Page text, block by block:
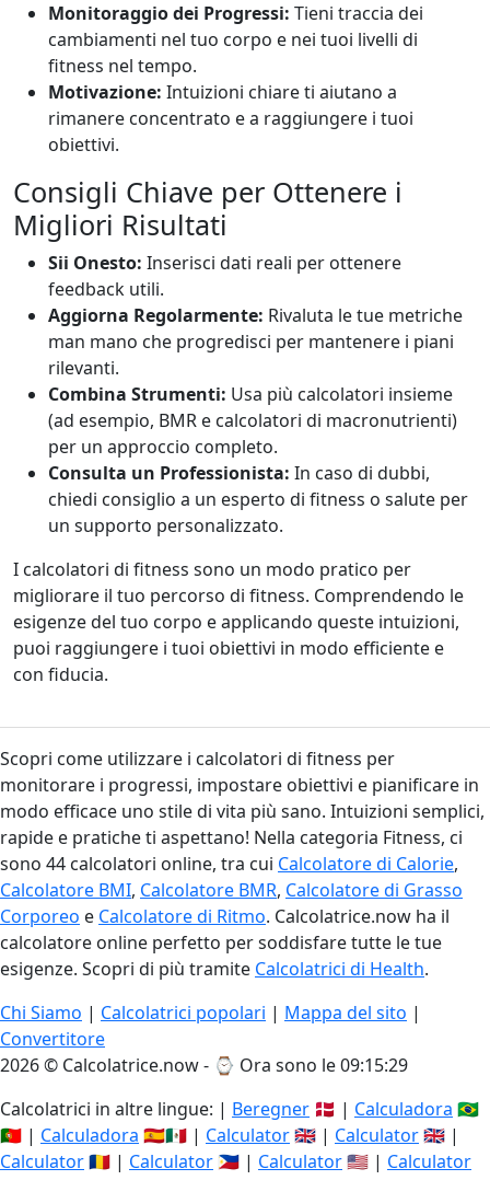
Monitoraggio dei Progressi: Tieni traccia dei
cambiamenti nel tuo corpo e nei tuoi livelli di
fitness nel tempo.
Motivazione: Intuizioni chiare ti aiutano a
rimanere concentrato e a raggiungere i tuoi
obiettivi.
Consigli Chiave per Ottenere i
Migliori Risultati
Sii Onesto: Inserisci dati reali per ottenere
feedback utili.
Aggiorna Regolarmente: Rivaluta le tue metriche
man mano che progredisci per mantenere i piani
rilevanti.
Combina Strumenti: Usa più calcolatori insieme
(ad esempio, BMR e calcolatori di macronutrienti)
per un approccio completo.
Consulta un Professionista: In caso di dubbi,
chiedi consiglio a un esperto di fitness o salute per
un supporto personalizzato.
I calcolatori di fitness sono un modo pratico per
migliorare il tuo percorso di fitness. Comprendendo le
esigenze del tuo corpo e applicando queste intuizioni,
puoi raggiungere i tuoi obiettivi in modo efficiente e
con fiducia.
Scopri come utilizzare i calcolatori di fitness per
monitorare i progressi, impostare obiettivi e pianificare in
modo efficace uno stile di vita più sano. Intuizioni semplici,
rapide e pratiche ti aspettano! Nella categoria Fitness, ci
sono 44 calcolatori online, tra cui Calcolatore di Calorie,
Calcolatore BMI, Calcolatore BMR, Calcolatore di Grasso
Corporeo e Calcolatore di Ritmo. Calcolatrice.now ha il
calcolatore online perfetto per soddisfare tutte le tue
esigenze. Scopri di più tramite Calcolatrici di Health.
Chi Siamo | Calcolatrici popolari | Mappa del sito |
Convertitore
2026 © Calcolatrice.now - ⌚ Ora sono le 09:15:29
Calcolatrici in altre lingue: | Beregner 🇩🇰 | Calculadora 🇧🇷
🇵🇹 | Calculadora 🇪🇸🇲🇽 | Calculator🇬🇧 | Calculator🇬🇧 |
Calculator🇷🇴 | Calculator 🇵🇭 | Calculator🇺🇸 | Calculator